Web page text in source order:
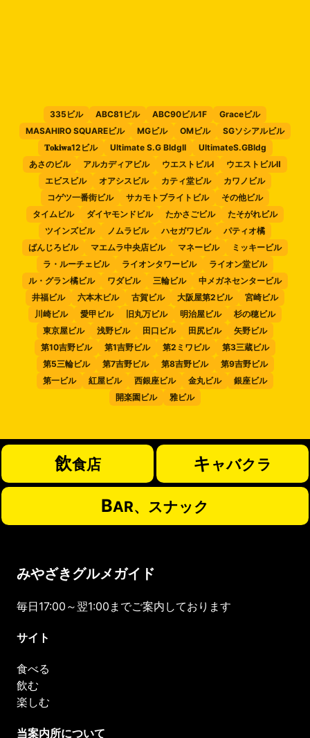
335ビル ABC81ビル ABC90ビル1F
Graceビル
MASAHIRO SQUAREビル
MGビル OMビル
SGソシアルビル
𝐓𝐨𝐤𝐢𝐰𝐚12ビル
Ultimate S.G BldgII
UltimateS.GBldg
あさのビル
アルカディアビル ウエストビルⅠ
ウエストビルⅡ
エビスビル
オアシスビル カティ堂ビル
カワノビル
コゲツ一番街ビル
サカモトブライトビル
その他ビル
タイムビル
ダイヤモンドビル たかさごビル
たそがれビル
ツインズビル
ノムラビル ハセガワビル
パティオ橘
ばんじろビル
マエムラ中央店ビル マネービル
ミッキービル
ラ・ルーチェビル
ライオンタワービル
ライオン堂ビル
ル・グラン橘ビル
ワダビル 三輪ビル
中メガネセンタービル
井福ビル
六本木ビル 古賀ビル 大阪屋第2ビル
宮崎ビル
川崎ビル
愛甲ビル 旧丸万ビル 明治屋ビル
杉の穂ビル
東京屋ビル
浅野ビル 田口ビル 田尻ビル
矢野ビル
第10吉野ビル
第1吉野ビル 第2ミワビル
第3三蔵ビル
第5三輪ビル
第7吉野ビル 第8吉野ビル
第9吉野ビル
第一ビル
紅屋ビル 西銀座ビル 金丸ビル
銀座ビル
開楽園ビル
雅ビル
飲食店 キ ャバクラ
BAR、スナック
みやざきグルメガイド
毎日17:00～翌1:00までご案内しております
サイト
食べる
飲む
楽しむ
当案内所について